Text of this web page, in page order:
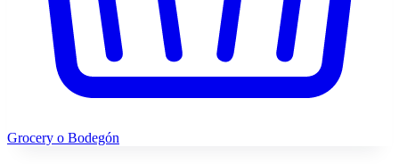
Grocery o Bodegón